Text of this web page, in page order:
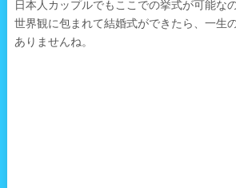
日本人カップルでもここでの挙式が可能な
世界観に包まれて結婚式ができたら、一生
ありませんね。